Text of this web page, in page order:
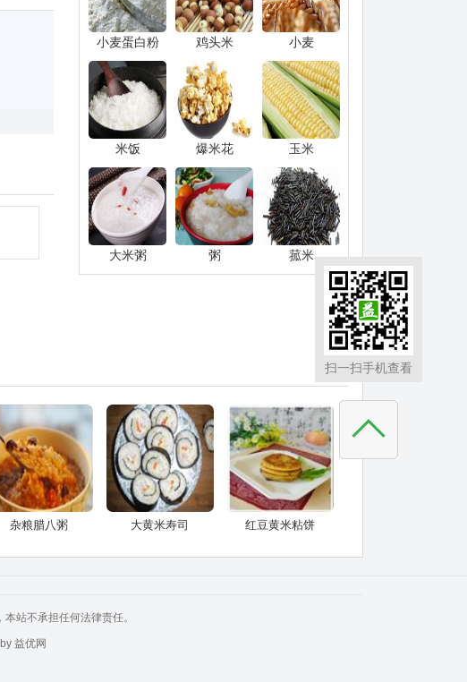
小麦蛋白粉 鸡头米 小麦
米饭 爆米花 玉米
大米粥 粥 菰米
杂粮腊八粥 大黄米寿司 红豆黄米粘饼
扫一扫手机查看
站不承担任何法律责任。
益优网